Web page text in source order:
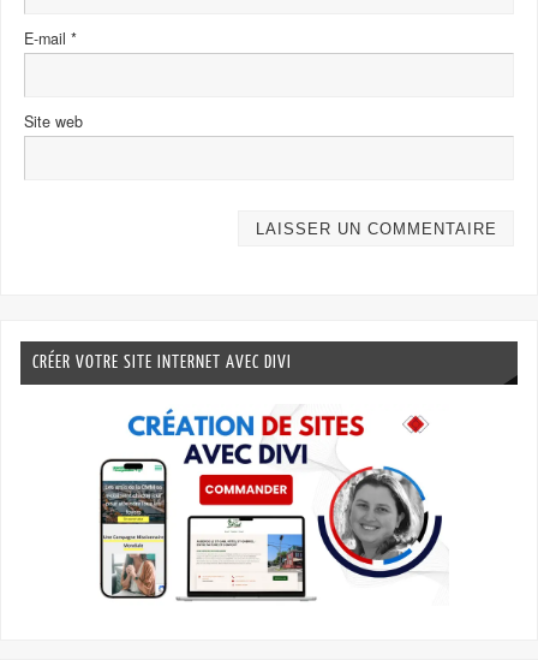
E-mail *
Site web
CRÉER VOTRE SITE INTERNET AVEC DIVI